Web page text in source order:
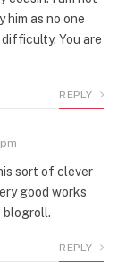
him as no one
You are
REPLY
sort of clever
good works
blogroll.
REPLY